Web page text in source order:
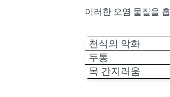
이러한 오염 물질을
천식의 악화
두통
목 간지러움